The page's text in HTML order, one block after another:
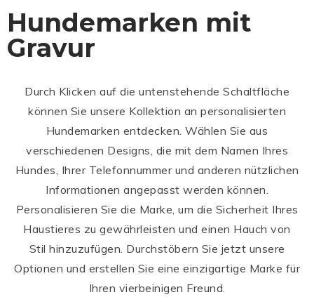
Hundemarken mit
Gravur
Durch Klicken auf die untenstehende Schaltfläche
können Sie unsere Kollektion an personalisierten
Hundemarken entdecken. Wählen Sie aus
verschiedenen Designs, die mit dem Namen Ihres
Hundes, Ihrer Telefonnummer und anderen nützlichen
Informationen angepasst werden können.
Personalisieren Sie die Marke, um die Sicherheit Ihres
Haustieres zu gewährleisten und einen Hauch von
Stil hinzuzufügen. Durchstöbern Sie jetzt unsere
Optionen und erstellen Sie eine einzigartige Marke für
Ihren vierbeinigen Freund.